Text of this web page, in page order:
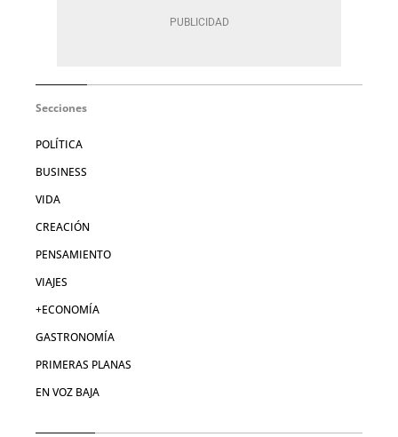
Secciones
POLÍTICA
BUSINESS
VIDA
CREACIÓN
PENSAMIENTO
VIAJES
+ECONOMÍA
GASTRONOMÍA
PRIMERAS PLANAS
EN VOZ BAJA